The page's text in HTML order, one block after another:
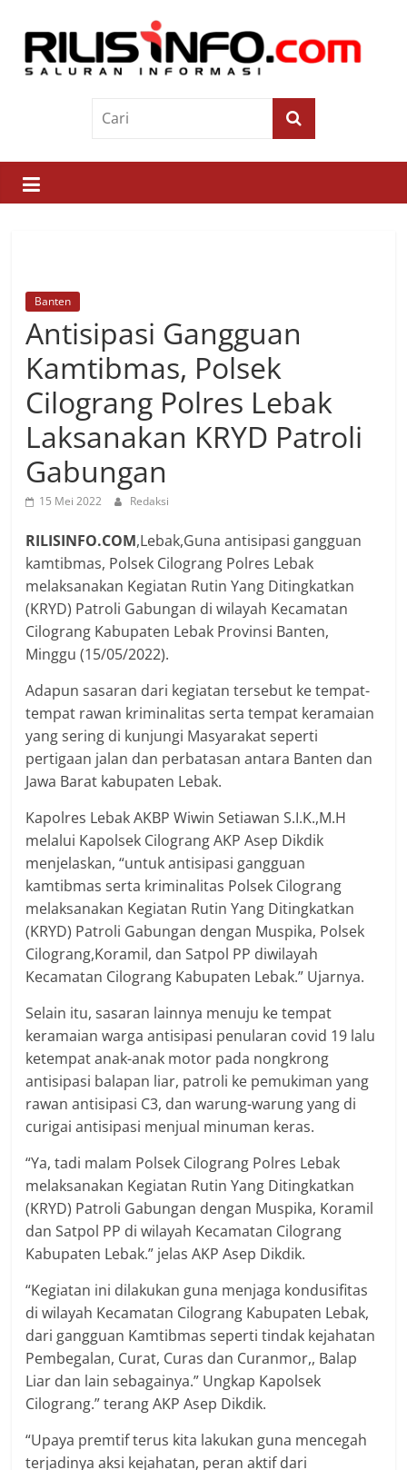
contentRilis
Saluran
Informasi
Banten
Antisipasi Gangguan
Kamtibmas, Polsek
Cilograng Polres Lebak
Laksanakan KRYD Patroli
Gabungan
15 Mei 2022 Redaksi
RILISINFO.COM,Lebak,Guna antisipasi gangguan
kamtibmas, Polsek Cilograng Polres Lebak
melaksanakan Kegiatan Rutin Yang Ditingkatkan
(KRYD) Patroli Gabungan di wilayah Kecamatan
Cilograng Kabupaten Lebak Provinsi Banten,
Minggu (15/05/2022).
Adapun sasaran dari kegiatan tersebut ke tempat-
tempat rawan kriminalitas serta tempat keramaian
yang sering di kunjungi Masyarakat seperti
pertigaan jalan dan perbatasan antara Banten dan
Jawa Barat kabupaten Lebak.
Kapolres Lebak AKBP Wiwin Setiawan S.I.K.,M.H
melalui Kapolsek Cilograng AKP Asep Dikdik
menjelaskan, “untuk antisipasi gangguan
kamtibmas serta kriminalitas Polsek Cilograng
melaksanakan Kegiatan Rutin Yang Ditingkatkan
(KRYD) Patroli Gabungan dengan Muspika, Polsek
Cilograng,Koramil, dan Satpol PP diwilayah
Kecamatan Cilograng Kabupaten Lebak.” Ujarnya.
Selain itu, sasaran lainnya menuju ke tempat
keramaian warga antisipasi penularan covid 19 lalu
ketempat anak-anak motor pada nongkrong
antisipasi balapan liar, patroli ke pemukiman yang
rawan antisipasi C3, dan warung-warung yang di
curigai antisipasi menjual minuman keras.
“Ya, tadi malam Polsek Cilograng Polres Lebak
melaksanakan Kegiatan Rutin Yang Ditingkatkan
(KRYD) Patroli Gabungan dengan Muspika, Koramil
dan Satpol PP di wilayah Kecamatan Cilograng
Kabupaten Lebak.” jelas AKP Asep Dikdik.
“Kegiatan ini dilakukan guna menjaga kondusifitas
di wilayah Kecamatan Cilograng Kabupaten Lebak,
dari gangguan Kamtibmas seperti tindak kejahatan
Pembegalan, Curat, Curas dan Curanmor,, Balap
Liar dan lain sebagainya.” Ungkap Kapolsek
Cilograng.” terang AKP Asep Dikdik.
“Upaya premtif terus kita lakukan guna mencegah
terjadinya aksi kejahatan, peran aktif dari